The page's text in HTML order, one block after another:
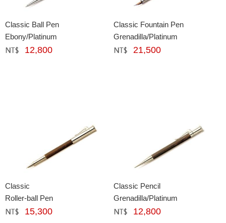
Classic Ball Pen
Ebony/Platinum
網購﹕ 12,800
Classic Fountain Pen
Grenadilla/Platinum
網購﹕ 21,500
Classic
Roller-ball Pen
網購﹕ 15,300
Classic Pencil
Grenadilla/Platinum
網購﹕ 12,800